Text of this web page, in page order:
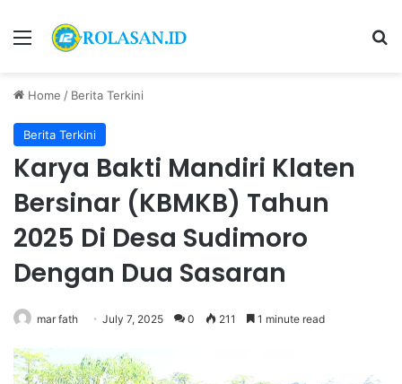
Menu
Home / Berita Terkini
Berita Terkini
Karya Bakti Mandiri Klaten
Bersinar (KBMKB) Tahun
2025 Di Desa Sudimoro
Dengan Dua Sasaran
mar fath July 7, 2025 0 211 1 minute read